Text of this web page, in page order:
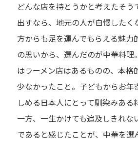
どんな店を持とうかと考えたそう
出すなら、地元の人が自慢したく
方からも足を運んでもらえる魅力
の思いから、選んだのが中華料理
はラーメン店はあるものの、本格
少なかったこと。子どもからお年
しめる日本人にとって馴染みある
一方、一生かけても追及しきれな
であると感じたことが、中華を選